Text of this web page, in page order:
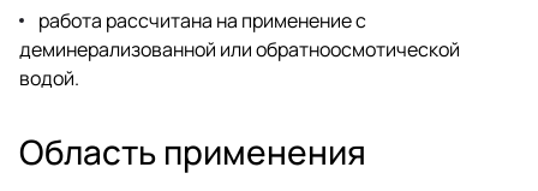
работа рассчитана на применение с
деминерализованной или обратноосмотической
водой.
Область применения